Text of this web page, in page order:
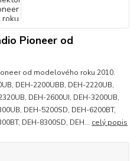
Pioneer od
od modelového roku 2010.
DEH-2200UBB, DEH-2220UB,
DEH-2600UI, DEH-3200UB,
DEH-5200SD, DEH-6200BT,
DEH-8300SD, DEH... celý popis